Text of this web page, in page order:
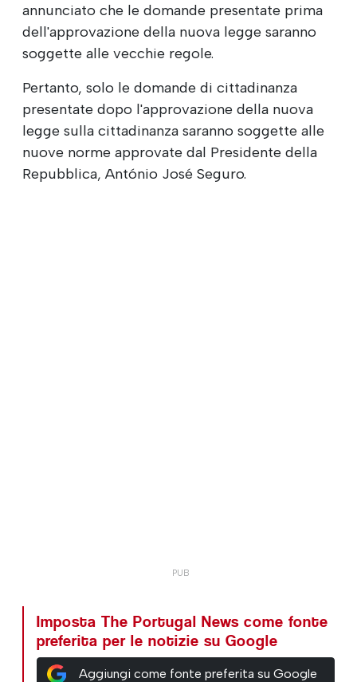
annunciato che le domande presentate prima
dell'approvazione della nuova legge saranno
soggette alle vecchie regole.
Pertanto, solo le domande di cittadinanza
presentate dopo l'approvazione della nuova
legge sulla cittadinanza saranno soggette alle
nuove norme approvate dal Presidente della
Repubblica, António José Seguro.
Imposta The Portugal News come fonte
preferita per le notizie su Google
Aggiungi come fonte preferita su Google